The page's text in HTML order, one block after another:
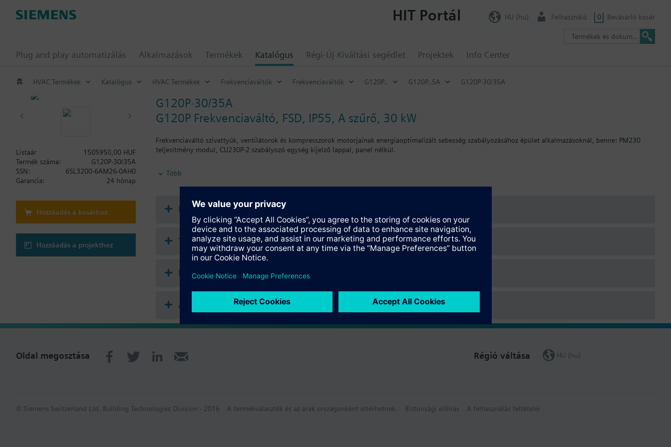
Plug and play automatizálás Alkalmazások Termékek Katalógus Régi-Új Kiváltási segédlet Projektek Info Center
HIT Portál HU (hu) Felhasználó 0 Bevásárló kosár
HVAC Termékek Katalógus HVAC Termékek Frekvenciaváltók Frekvenciaváltók G120P.. G120P..5A G120P-30/35A
G120P-30/35A
G120P Frekvenciaváltó, FSD, IP55, A szűrő, 30 kW
Frekvenciaváltó szivattyúk, ventilátorok és kompresszorok motorjainak energiaoptimalizált sebesség szabályozásához épület alkalmazásoknál, benne: PM230
teljesítmény modul, CU230P-2 szabályozó egység kijelző lappal, panel nélkül.
További információ
BOP-2 vagy sima fedlap használatával a mélység 5mm-rel nő, IOP használatával 15mm-rel nő.
Több
Listaár
1505950,00 HUF
Termék száma:
G120P-30/35A
SSN:
6SL3200-6AM26-0AH0
Garancia:
24 hónap
Hozzáadás a kosárhoz
Hozzáadás a projekthez
Dokumentumok
Technikai összefoglaló
Kiegészítők
Alkalmazható frontális modul
Oldal megosztása Régió váltása HU (hu)
© Siemens Switzerland Ltd. Building Technologies Division - 2016 A termékválaszték és az árak országonként eltérhetnek. Biztonsági előírás A felhasználás feltételei